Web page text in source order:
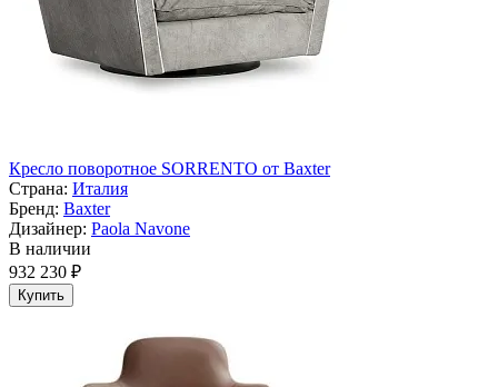
Кресло поворотное SORRENTO от Baxter
Страна: Италия
Бренд: Baxter
Дизайнер: Paola Navone
В наличии
932 230 ₽
Купить